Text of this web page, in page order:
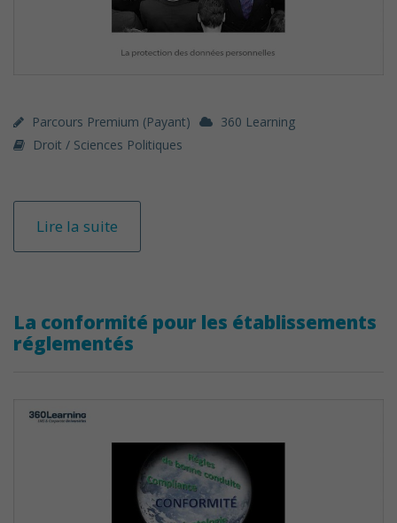
Parcours Premium (payant)
360 Learning
Droit / Sciences Politiques
Lire la suite
La conformité pour les établissements
réglementés